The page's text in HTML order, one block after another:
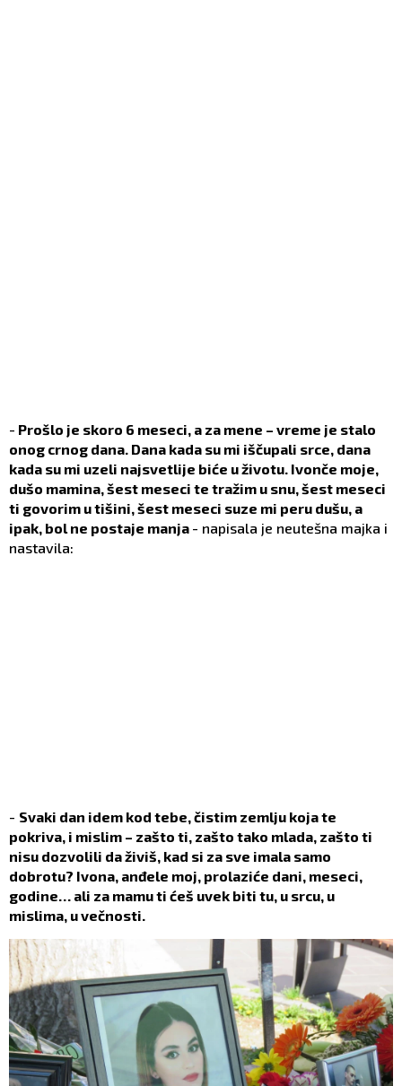
- Prošlo je skoro 6 meseci, a za mene – vreme je stalo
onog crnog dana. Dana kada su mi iščupali srce, dana
kada su mi uzeli najsvetlije biće u životu. Ivonče moje,
dušo mamina, šest meseci te tražim u snu, šest meseci
ti govorim u tišini, šest meseci suze mi peru dušu, a
ipak, bol ne postaje manja - napisala je neutešna majka i
nastavila:
- Svaki dan idem kod tebe, čistim zemlju koja te
pokriva, i mislim – zašto ti, zašto tako mlada, zašto ti
nisu dozvolili da živiš, kad si za sve imala samo
dobrotu? Ivona, anđele moj, prolaziće dani, meseci,
godine… ali za mamu ti ćeš uvek biti tu, u srcu, u
mislima, u večnosti.